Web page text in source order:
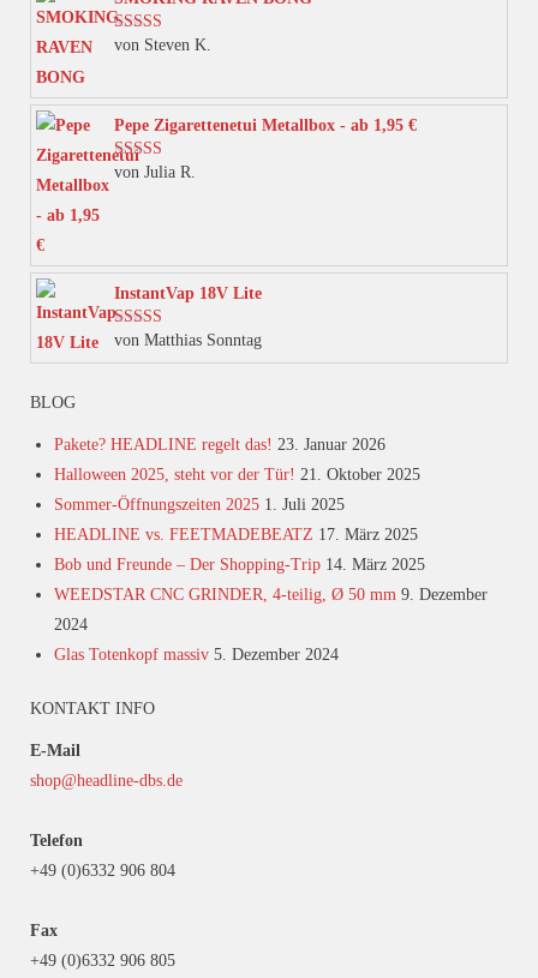
können
werden
Bewertet mit
von Steven K.
Pepe Zigarettenetui Metallbox - ab 1,95 €
Bewertet mit
von Julia R.
InstantVap 18V Lite
Bewertet mit
von Matthias Sonntag
BLOG
Pakete? HEADLINE regelt das! 23. Januar 2026
Halloween 2025, steht vor der Tür! 21. Oktober 2025
Sommer-Öffnungszeiten 2025 1. Juli 2025
HEADLINE vs. FEETMADEBEATZ 17. März 2025
Bob und Freunde – Der Shopping-Trip 14. März 2025
WEEDSTAR CNC GRINDER, 4-teilig, Ø 50 mm 9. Dezember
2024
Glas Totenkopf massiv 5. Dezember 2024
KONTAKT INFO
E-Mail
shop@headline-dbs.de
Telefon
+49 (0)6332 906 804
Fax
+49 (0)6332 906 805